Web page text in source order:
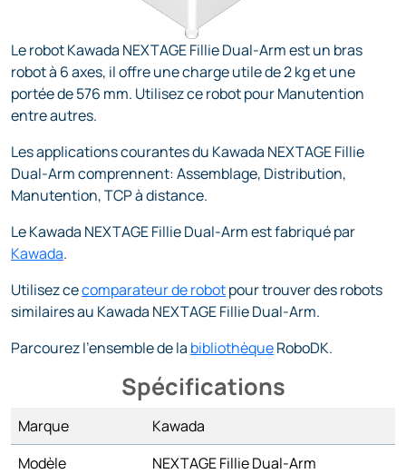
Le robot Kawada NEXTAGE Fillie Dual-Arm est un bras
robot à 6 axes, il offre une charge utile de 2 kg et une
portée de 576 mm. Utilisez ce robot pour Manutention
entre autres.
Les applications courantes du Kawada NEXTAGE Fillie
Dual-Arm comprennent: Assemblage, Distribution,
Manutention, TCP à distance.
Le Kawada NEXTAGE Fillie Dual-Arm est fabriqué par
Kawada.
Utilisez cecomparateur de robotpour trouver des robots
similaires au Kawada NEXTAGE Fillie Dual-Arm.
Parcourez l'ensemble de la bibliothèqueRoboDK.
Spécifications
Marque
Kawada
Modèle
NEXTAGE Fillie Dual-Arm